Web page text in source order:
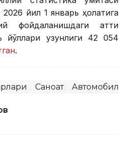
йил 1 январь ҳолатига
фойдаланишдаги қаттиқ
йўллари узунлиги 42 054
.
Саноат